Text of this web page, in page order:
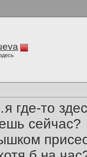
где-то
сейчас?